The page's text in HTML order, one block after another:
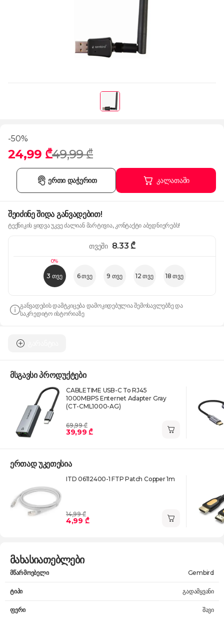
-50%
24,99 ₾49,99 ₾
კალათაში
ერთი დაჭერით
შეიძინე შიდა განვადებით!
ტექნიკის ყიდვა უკვე ძალიან მარტივია, კონტაქტი აბედნიერებს!
0%
3 თვე 6 თვე 9 თვე 12 თვე 18 თვე
თვეში 8.33₾
განვადების დამტკიცება დამოკიდებულია შემოსავლებზე და
საკრედიტო ისტორიაზე
მსგავსი პროდუქტები
CABLETIME USB-C To RJ45
1000MBPS Enternet Adapter Gray
(CT-CML1000-AG)
69,99 ₾
39,99 ₾
ერთად უკეთესია
ITD 06112400-1 FTP Patch Copper 1m
14,99 ₾
4,99 ₾
მახასიათებლები
მწარმოებელი Gembird
ტიპი გადამყვანი
ფერი შავი